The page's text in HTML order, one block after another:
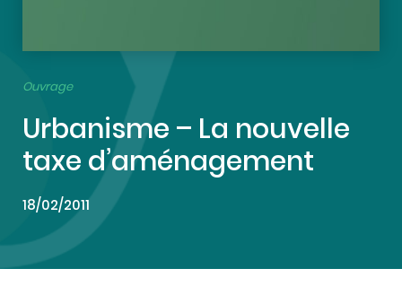
Ouvrage
Urbanisme – La nouvelle
taxe d’aménagement
18/02/2011